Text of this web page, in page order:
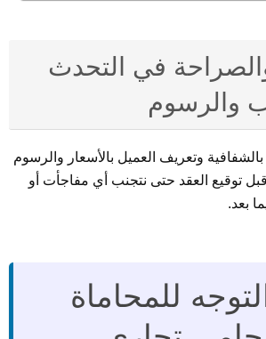
في التحدث
والرسوم
وتعريف العميل بالأسعار والرسوم
قبل توقيع العقد حتى نتجنب أي مفاجأت أو
بعد.
للمحاماة